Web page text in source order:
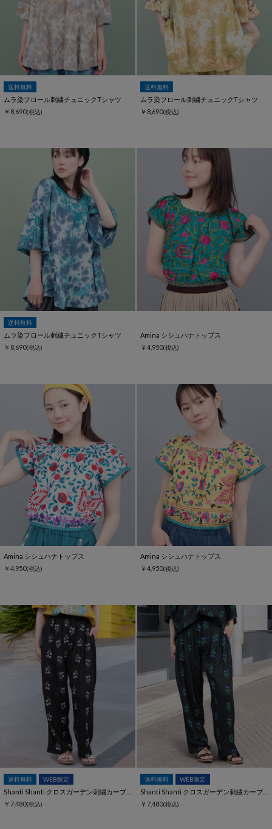
送料無料
ムラ染フロール刺繍チュニックTシャツ
￥8,690(税込)
送料無料
ムラ染フロール刺繍チュニックTシャツ
￥8,690(税込)
送料無料
ムラ染フロール刺繍チュニックTシャツ
￥8,690(税込)
Amina シシュハナトップス
￥4,950(税込)
Amina シシュハナトップス
￥4,950(税込)
Amina シシュハナトップス
￥4,950(税込)
送料無料 WEB限定
￥7,480(税込)
送料無料 WEB限定
￥7,480(税込)